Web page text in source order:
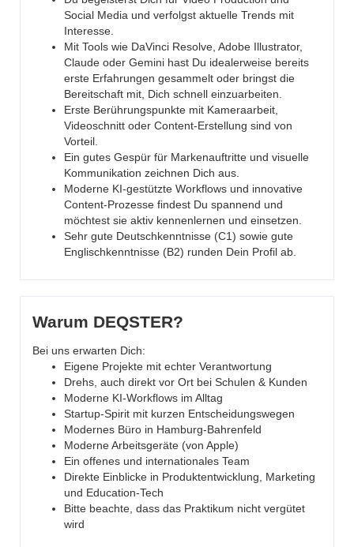
Social Media und verfolgst aktuelle Trends mit
Interesse.
Mit Tools wie DaVinci Resolve, Adobe Illustrator,
Claude oder Gemini hast Du idealerweise bereits
erste Erfahrungen gesammelt oder bringst die
Bereitschaft mit, Dich schnell einzuarbeiten.
Erste Berührungspunkte mit Kameraarbeit,
Videoschnitt oder Content-Erstellung sind von
Vorteil.
Ein gutes Gespür für Markenauftritte und visuelle
Kommunikation zeichnen Dich aus.
Moderne KI-gestützte Workflows und innovative
Content-Prozesse findest Du spannend und
möchtest sie aktiv kennenlernen und einsetzen.
Sehr gute Deutschkenntnisse (C1) sowie gute
Englischkenntnisse (B2) runden Dein Profil ab.
Warum DEQSTER?
Bei uns erwarten Dich:
Eigene Projekte mit echter Verantwortung
Drehs, auch direkt vor Ort bei Schulen & Kunden
Moderne KI-Workflows im Alltag
Startup-Spirit mit kurzen Entscheidungswegen
Modernes Büro in Hamburg-Bahrenfeld
Moderne Arbeitsgeräte (von Apple)
Ein offenes und internationales Team
Direkte Einblicke in Produktentwicklung, Marketing
und Education-Tech
Bitte beachte, dass das Praktikum nicht vergütet
wird